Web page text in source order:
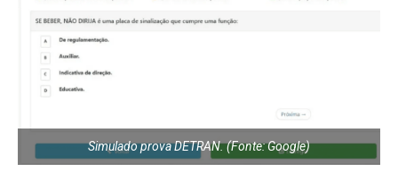
Simulado prova DETRAN. (Fonte: Google)